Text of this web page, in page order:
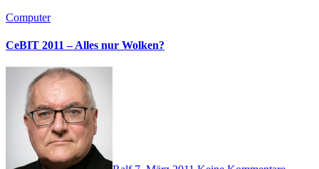
Computer
CeBIT 2011 – Alles nur Wolken?